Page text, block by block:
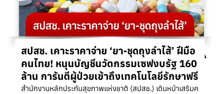
สปสช. เคาะราคาจ่าย ‘ยา-ชุดถุงลำไส้’ ฝีมือ
คนไทย! หนุนบัญชีนวัตกรรมเซฟงบรัฐ 160
ล้าน การันตีผู้ป่วยเข้าถึงเทคโนโลยีรักษาฟรี
สำนักงานหลักประกันสุขภาพแห่งชาติ (สปสช.) เดินหน้าเสริมค